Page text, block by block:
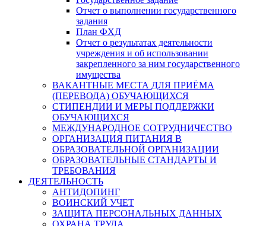
Отчет о выполнении государственного
задания
План ФХД
Отчет о результатах деятельности
учреждения и об использовании
закрепленного за ним государственного
имущества
ВАКАНТНЫЕ МЕСТА ДЛЯ ПРИЁМА
(ПЕРЕВОДА) ОБУЧАЮЩИХСЯ
СТИПЕНДИИ И МЕРЫ ПОДДЕРЖКИ
ОБУЧАЮЩИХСЯ
МЕЖДУНАРОДНОЕ СОТРУДНИЧЕСТВО
ОРГАНИЗАЦИЯ ПИТАНИЯ В
ОБРАЗОВАТЕЛЬНОЙ ОРГАНИЗАЦИИ
ОБРАЗОВАТЕЛЬНЫЕ СТАНДАРТЫ И
ТРЕБОВАНИЯ
ДЕЯТЕЛЬНОСТЬ
АНТИДОПИНГ
ВОИНСКИЙ УЧЕТ
ЗАЩИТА ПЕРСОНАЛЬНЫХ ДАННЫХ
ОХРАНА ТРУДА